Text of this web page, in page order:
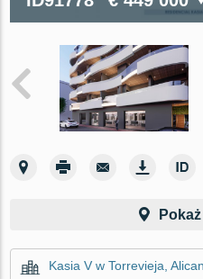
Kasia V w Torrevieja,